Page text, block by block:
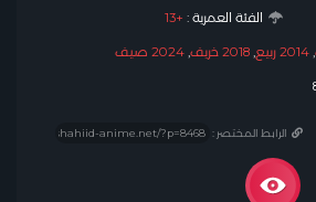
الفئة العمرية : +13
,2014 ربيع ,2018 خريف ,2024 صيف
الرابط المختصر :